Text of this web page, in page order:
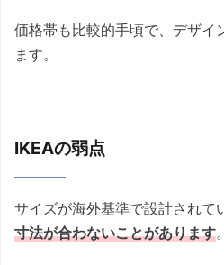
価格帯も比較的手頃で、デザイ
ます。
IKEAの弱点
サイズが海外基準で設計されて
寸法が合わないことがあります。